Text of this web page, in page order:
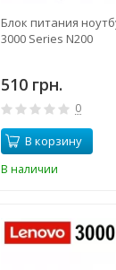
Блок питания
3000 Series N200
510 грн.
0
В корзину
В наличии